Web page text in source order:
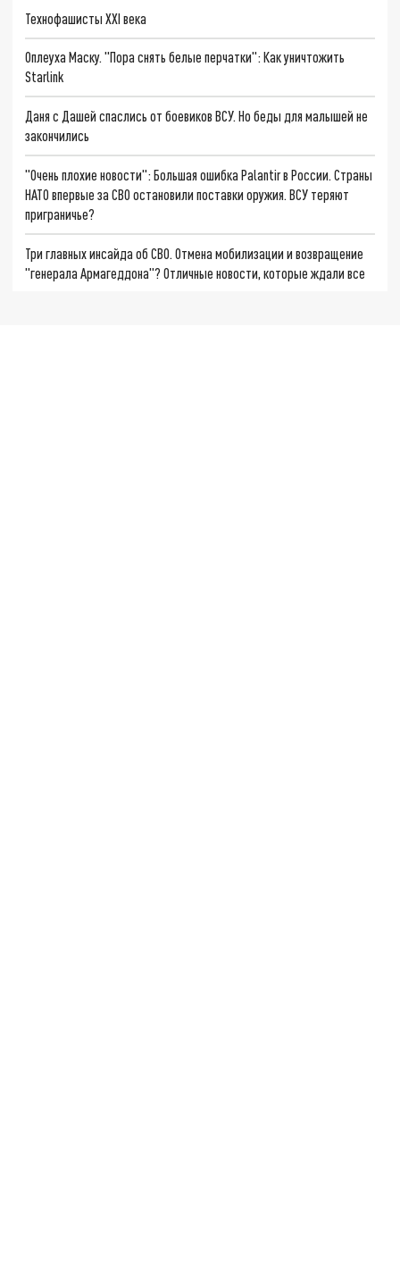
Технофашисты XXI века
Оплеуха Маску. "Пора снять белые перчатки": Как уничтожить
Starlink
Даня с Дашей спаслись от боевиков ВСУ. Но беды для малышей не
закончились
"Очень плохие новости": Большая ошибка Palantir в России. Страны
НАТО впервые за СВО остановили поставки оружия. ВСУ теряют
приграничье?
Три главных инсайда об СВО. Отмена мобилизации и возвращение
"генерала Армагеддона"? Отличные новости, которые ждали все